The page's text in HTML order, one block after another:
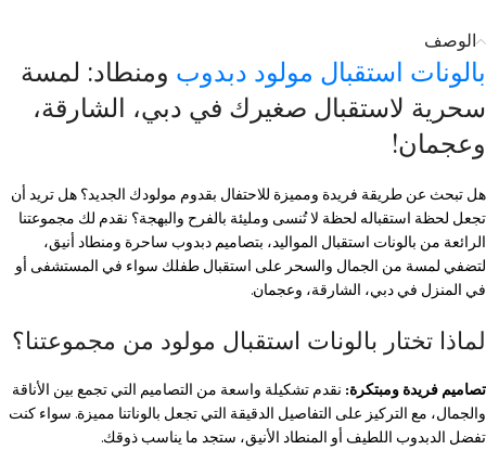
الوصف
بالونات استقبال مولود دبدوب ومنطاد: لمسة
سحرية لاستقبال صغيرك في دبي، الشارقة،
وعجمان!
هل تبحث عن طريقة فريدة ومميزة للاحتفال بقدوم مولودك الجديد؟ هل تريد أن
تجعل لحظة استقباله لحظة لا تُنسى ومليئة بالفرح والبهجة؟ نقدم لك مجموعتنا
الرائعة من بالونات استقبال المواليد، بتصاميم دبدوب ساحرة ومنطاد أنيق،
لتضفي لمسة من الجمال والسحر على استقبال طفلك سواء في المستشفى أو
في المنزل في دبي، الشارقة، وعجمان.
لماذا تختار بالونات استقبال مولود من مجموعتنا؟
تصاميم فريدة ومبتكرة: نقدم تشكيلة واسعة من التصاميم التي تجمع بين الأناقة
والجمال، مع التركيز على التفاصيل الدقيقة التي تجعل بالوناتنا مميزة. سواء كنت
تفضل الدبدوب اللطيف أو المنطاد الأنيق، ستجد ما يناسب ذوقك.